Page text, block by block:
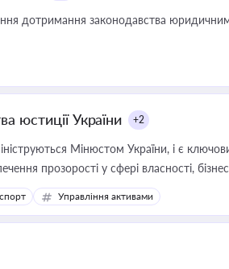
дотримання законодавства
юстиції України +2
Мінюстом України, і є
прозорості у сфері власності,
Управління активами